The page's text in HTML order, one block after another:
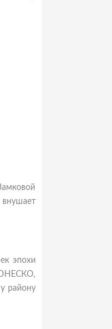
эпохи
району